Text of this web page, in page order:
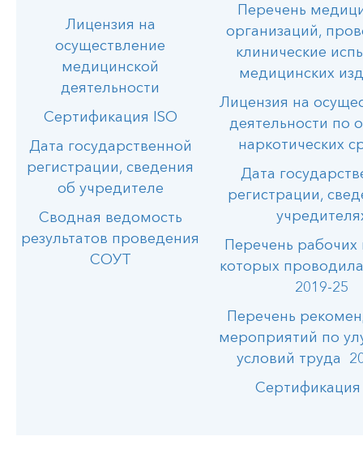
Лицензия на
осуществление
медицинской
деятельности
Сертификация ISO
Дата государственной
регистрации, сведения
об учредителе
Сводная ведомость
результатов проведения
СОУТ
Перечень
организаций,
клинические
медицинских
Лицензия на
деятельности по
наркотических
Дата
регистрации,
Перечень рабочих
которых
2019-25
Перечень
мероприятий по
условий труда
Сертификация